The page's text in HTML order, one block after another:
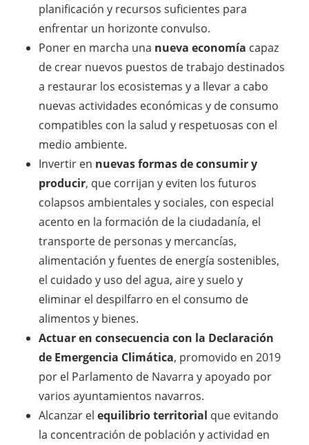
planificación y recursos suficientes para
enfrentar un horizonte convulso.
Poner en marcha una nueva economía capaz
de crear nuevos puestos de trabajo destinados
a restaurar los ecosistemas y a llevar a cabo
nuevas actividades económicas y de consumo
compatibles con la salud y respetuosas con el
medio ambiente.
Invertir en nuevas formas de consumir y
producir, que corrijan y eviten los futuros
colapsos ambientales y sociales, con especial
acento en la formación de la ciudadanía, el
transporte de personas y mercancías,
alimentación y fuentes de energía sostenibles,
el cuidado y uso del agua, aire y suelo y
eliminar el despilfarro en el consumo de
alimentos y bienes.
Actuar en consecuencia con la Declaración
de Emergencia Climática, promovido en 2019
por el Parlamento de Navarra y apoyado por
varios ayuntamientos navarros.
Alcanzar el equilibrio territorial que evitando
la concentración de población y actividad en